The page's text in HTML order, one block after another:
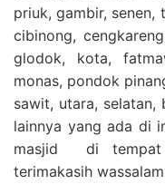
priuk, gambir, senen,
cibinong,
glodok, kota,
monas, pondok
sawit, utara,
lainnya yang ada di
masjid di tempat
terimakasih